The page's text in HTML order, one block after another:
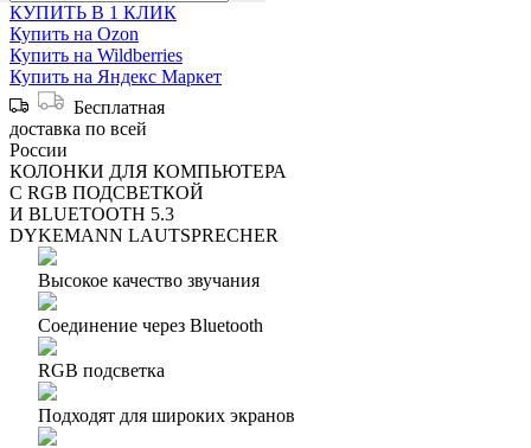
КУПИТЬ В 1 КЛИК
Купить на Ozon
Купить на Wildberries
Купить на Яндекс Маркет
Бесплатная
доставка по всей
России
КОЛОНКИ ДЛЯ КОМПЬЮТЕРА
C RGB ПОДСВЕТКОЙ
И BLUETOOTH 5.3
DYKEMANN LAUTSPRECHER
Высокое качество звучания
Соединение через Bluetooth
RGB подсветка
Подходят для широких экранов